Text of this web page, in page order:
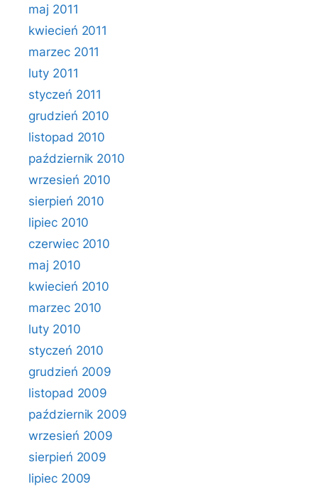
maj 2011
kwiecień 2011
marzec 2011
luty 2011
styczeń 2011
grudzień 2010
listopad 2010
październik 2010
wrzesień 2010
sierpień 2010
lipiec 2010
czerwiec 2010
maj 2010
kwiecień 2010
marzec 2010
luty 2010
styczeń 2010
grudzień 2009
listopad 2009
październik 2009
wrzesień 2009
sierpień 2009
lipiec 2009